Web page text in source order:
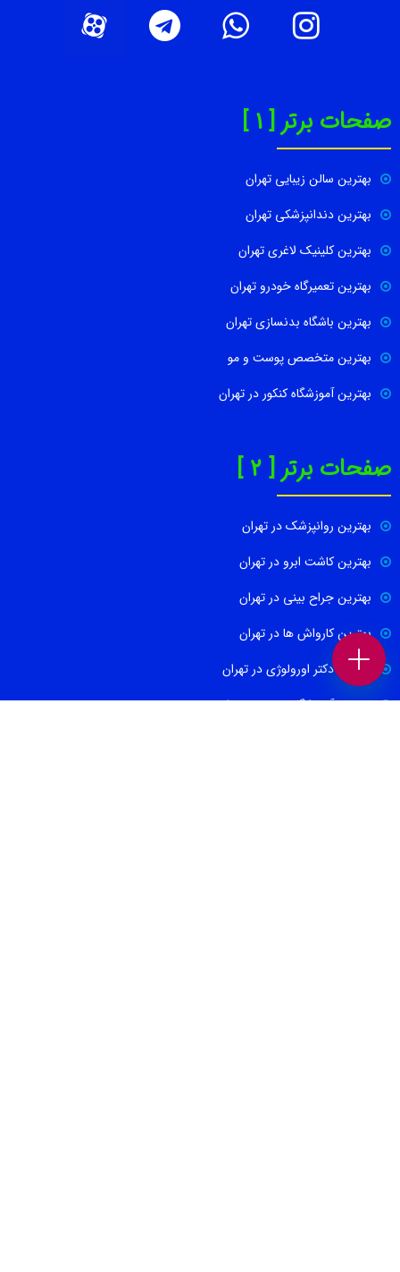
صفحات برتر [ 1 ]
بهترین سالن زیبایی تهران
بهترین دندانپزشکی تهران
بهترین کلینیک لاغری تهران
بهترین تعمیرگاه خودرو تهران
بهترین باشگاه بدنسازی تهران
بهترین متخصص پوست و مو
بهترین آموزشگاه کنکور در تهران
صفحات برتر [ 2 ]
بهترین روانپزشک در تهران
بهترین کاشت ابرو در تهران
بهترین جراح بینی در تهران
بهترین کارواش ها در تهران
بهترین دکتر اورولوژی در تهران
بهترین آموزشگاه موسیقی تهران